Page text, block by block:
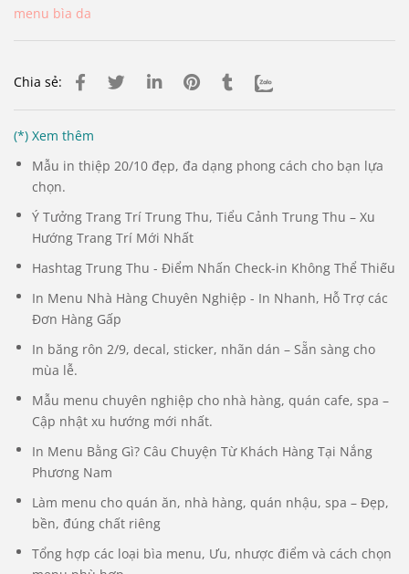
menu bìa da
Chia sẻ:
(*) Xem thêm
Mẫu in thiệp 20/10 đẹp, đa dạng phong cách cho bạn lựa
chọn.
Ý Tưởng Trang Trí Trung Thu, Tiểu Cảnh Trung Thu – Xu
Hướng Trang Trí Mới Nhất
Hashtag Trung Thu - Điểm Nhấn Check-in Không Thể Thiếu
In Menu Nhà Hàng Chuyên Nghiệp - In Nhanh, Hỗ Trợ các
Đơn Hàng Gấp
In băng rôn 2/9, decal, sticker, nhãn dán – Sẵn sàng cho
mùa lễ.
Mẫu menu chuyên nghiệp cho nhà hàng, quán cafe, spa –
Cập nhật xu hướng mới nhất.
In Menu Bằng Gì? Câu Chuyện Từ Khách Hàng Tại Nắng
Phương Nam
Làm menu cho quán ăn, nhà hàng, quán nhậu, spa – Đẹp,
bền, đúng chất riêng
Tổng hợp các loại bìa menu, Ưu, nhược điểm và cách chọn